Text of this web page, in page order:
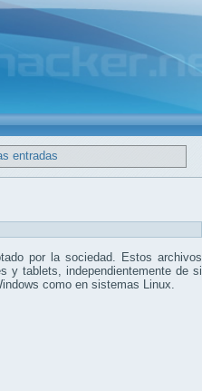
entradas
por la sociedad. Estos archivos
y tablets, independientemente de si
como en sistemas Linux.